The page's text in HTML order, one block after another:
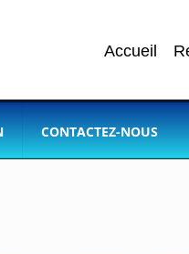
CONTACTEZ-NOUS
Accueil